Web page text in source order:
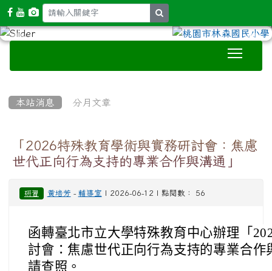
本站消息 分月文章
「2026特殊教育學術與實務研討會：焦慮
世代正向行為支持的專業合作與溝通」
研習 黃培芳 - 輔導室 | 2026-06-12 | 點閱數： 56
函轉臺北市立大學特殊教育中心辦理「
討會：焦慮世代正向行為支持的專業合
請查照。